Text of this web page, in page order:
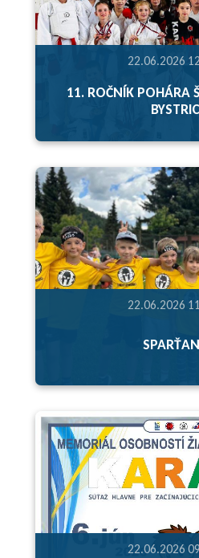
22.06.2026
11. ROČNÍK POHÁRA
22.06.2026
22.06.2026